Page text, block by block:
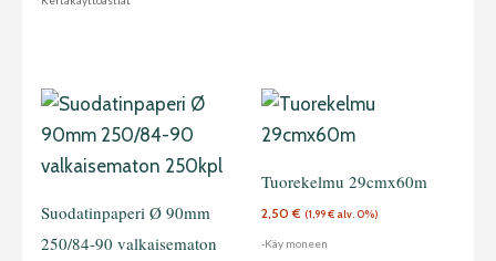
Suodatinpaperi Ø 90mm
250/84-90 valkaisematon
Tuorekelmu 29cmx60m
2,50€ (1,99€ alv. 0%)
-Käy moneen